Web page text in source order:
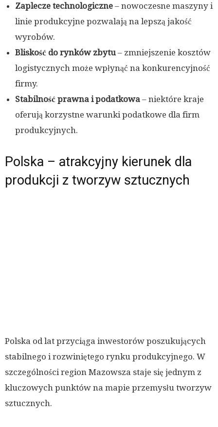
Zaplecze technologiczne – nowoczesne maszyny i
linie produkcyjne pozwalają na lepszą jakość
wyrobów.
Bliskość do rynków zbytu – zmniejszenie kosztów
logistycznych może wpłynąć na konkurencyjność
firmy.
Stabilność prawna i podatkowa – niektóre kraje
oferują korzystne warunki podatkowe dla firm
produkcyjnych.
Polska – atrakcyjny kierunek dla
produkcji z tworzyw sztucznych
Polska od lat przyciąga inwestorów poszukujących
stabilnego i rozwiniętego rynku produkcyjnego. W
szczególności region Mazowsza staje się jednym z
kluczowych punktów na mapie przemysłu tworzyw
sztucznych.